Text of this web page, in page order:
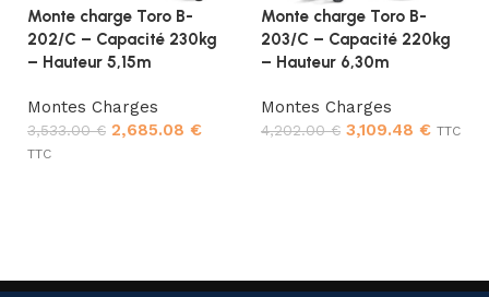
Monte charge Toro B-
202/C – Capacité 230kg
– Hauteur 5,15m
Montes Charges
3,533.00€ 2,685.08 €
TTC
Monte charge Toro B-
203/C – Capacité 220kg
– Hauteur 6,30m
Montes Charges
4,202.00€ 3,109.48 € TTC